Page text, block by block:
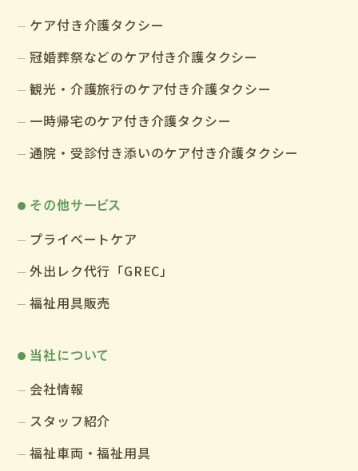
ケア付き介護タクシー
冠婚葬祭などのケア付き介護タクシー
観光・介護旅行のケア付き介護タクシー
一時帰宅のケア付き介護タクシー
通院・受診付き添いのケア付き介護タクシー
その他サービス
プライベートケア
外出レク代行「GREC」
福祉用具販売
当社について
会社情報
スタッフ紹介
福祉車両・福祉用具